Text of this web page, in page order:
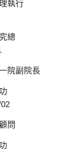
執行
總
長